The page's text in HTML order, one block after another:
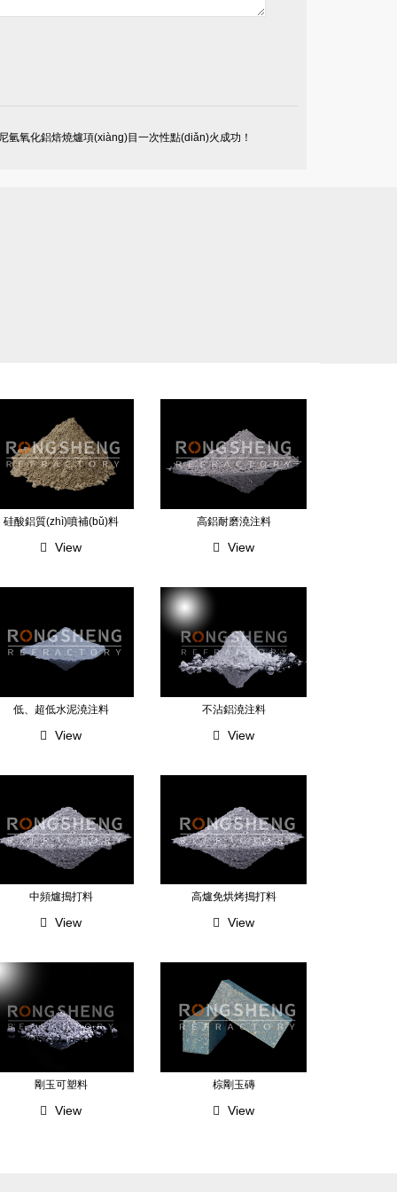
氫氧化鋁焙燒爐項(xiàng)目一次性點(diǎn)火成功！
硅酸鋁質(zhì)噴補(bǔ)料
View
高鋁耐磨澆注料
View
低、超低水泥澆注料
View
不沾鋁澆注料
View
中頻爐搗打料
View
高爐免烘烤搗打料
View
剛玉可塑料
View
棕剛玉磚
View